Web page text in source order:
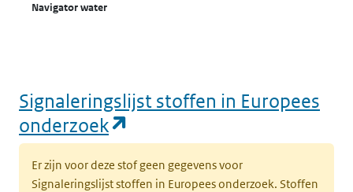
Navigator water
Signaleringslijst stoffen in Europees
onderzoek
Er zijn voor deze stof geen gegevens voor
Signaleringslijst stoffen in Europees onderzoek. Stoffen